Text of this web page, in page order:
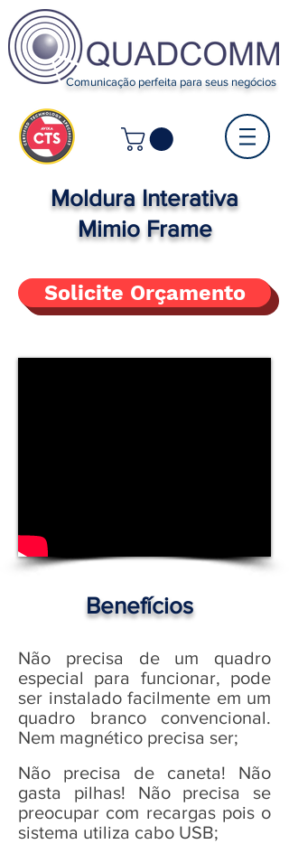
Comunicação perfeita para seus negócios
Moldura Interativa
Mimio Frame
Solicite Orçamento
Benefícios
Não precisa de um quadro
especial para funcionar, pode
ser instalado facilmente em um
quadro branco convencional.
Nem magnético precisa ser;
Não precisa de caneta! Não
gasta pilhas! Não precisa se
preocupar com recargas pois o
sistema utiliza cabo USB;